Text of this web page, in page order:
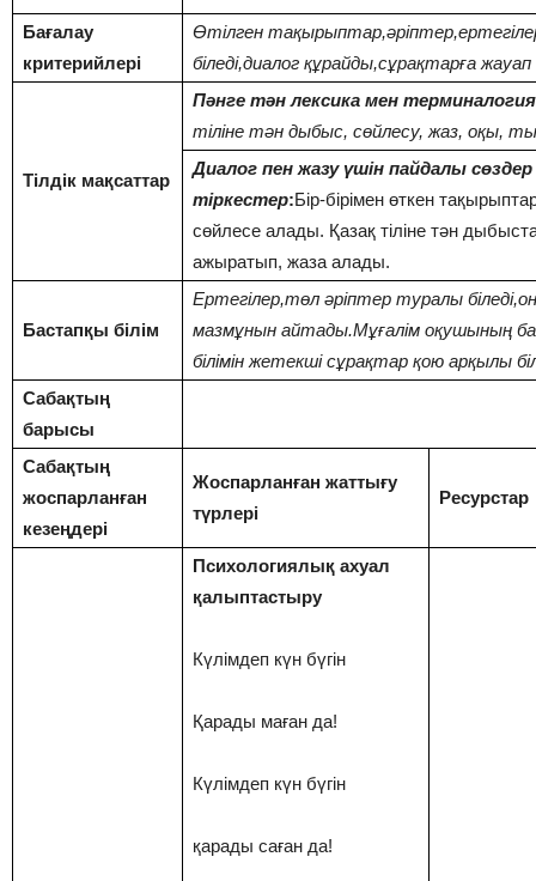
Бағалау
критерийлері
Өтілген
біледі,диалог құрайды,сұрақтарға жауап
Тілдік мақсаттар
Пәнге тән лексика мен
тіліне тән дыбыс, сөйлесу, жаз, оқы,
Диалог пен жазу үшін пайдалы
тіркестер:Бір-бірімен өткен
сөйлесе алады. Қазақ тіліне тән
ажыратып, жаза алады.
Бастапқы білім
Ертегілер,төл әріптер туралы
мазмұнын айтады.Мұғалім оқушының
білімін жетекші сұрақтар қою арқылы
Сабақтың
барысы
Сабақтың
жоспарланған
кезеңдері
Жоспарланған жаттығу
түрлері
Ресурстар
Психологиялық ахуал
қалыптастыру
Күлімдеп күн бүгін
Қарады маған да!
Күлімдеп күн бүгін
қарады саған да!